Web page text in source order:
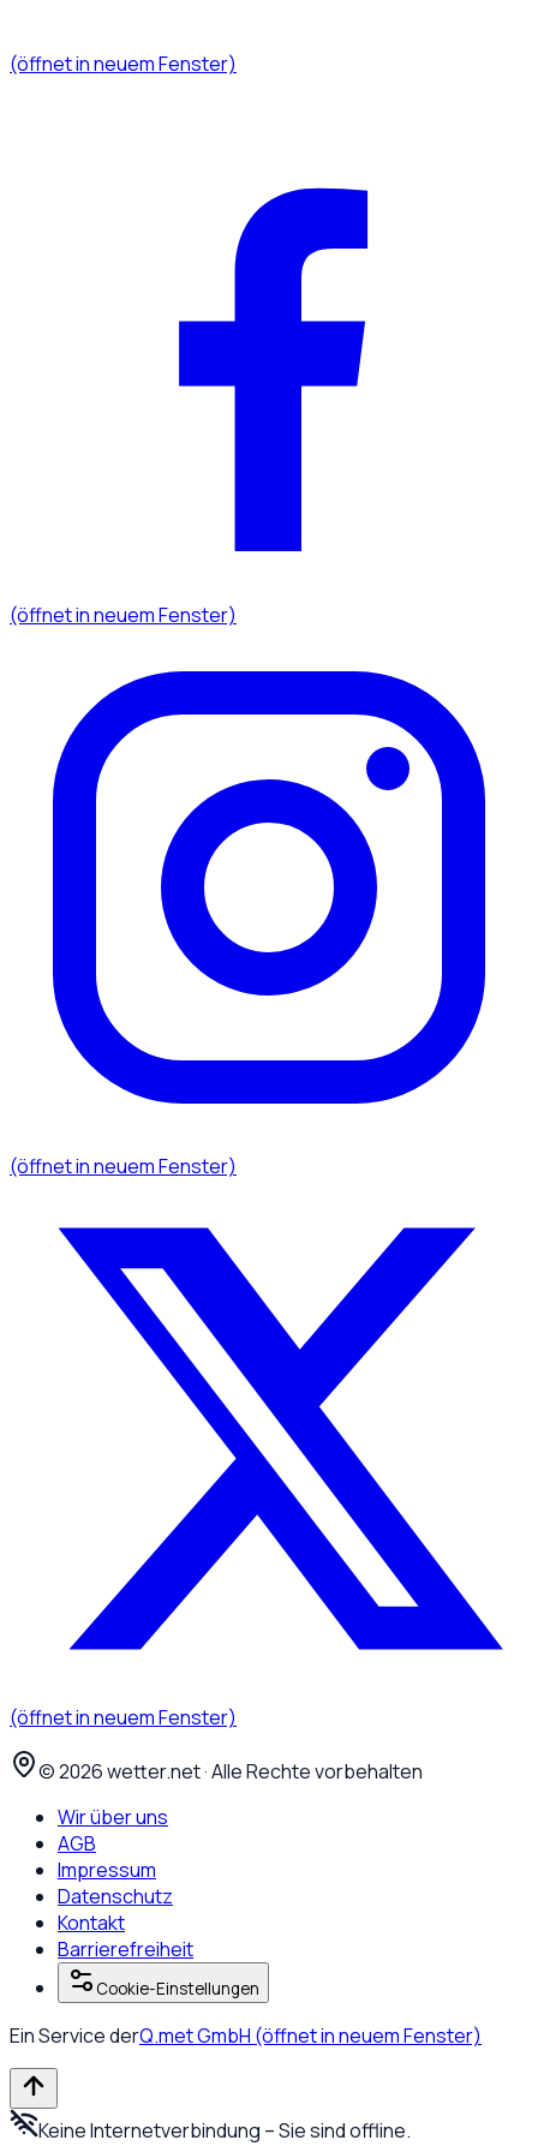
(öffnet in neuem Fenster)
(öffnet in neuem Fenster)
(öffnet in neuem Fenster)
(öffnet in neuem Fenster)
©2026wetter.net · Alle Rechte vorbehalten
Wir über uns
AGB
Impressum
Datenschutz
Kontakt
Barrierefreiheit
Cookie-Einstellungen
Ein Service derQ.met GmbH (öffnet in neuem Fenster)
Keine Internetverbindung – Sie sind offline.